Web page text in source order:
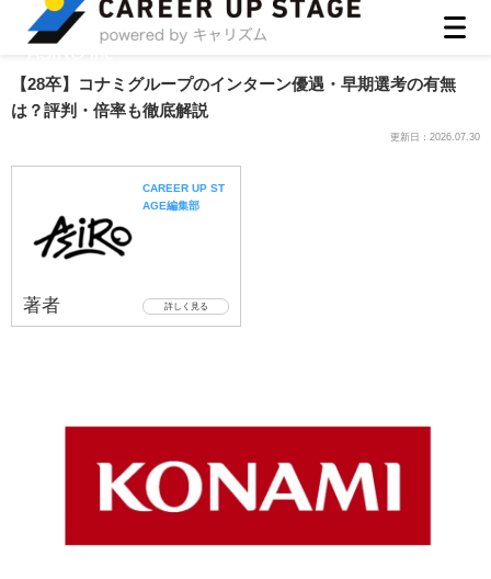
【28卒】コナミグループのインターン優遇・早期選考の有無
は？評判・倍率も徹底解説
更新日：2026.07.30
著者
CAREER UP ST
AGE編集部
詳しく見る